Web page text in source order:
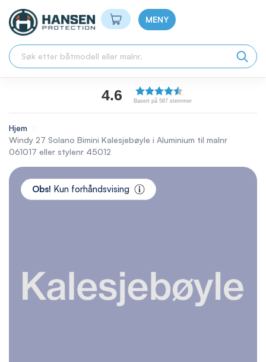
Min handlekurv
MENY
4.6 Basert på 587 stemmer
Hjem
Windy 27 Solano Bimini Kalesjebøyle i Aluminium til malnr
061017 eller stylenr 45012
Skip
Obs! Kun forhåndsvising